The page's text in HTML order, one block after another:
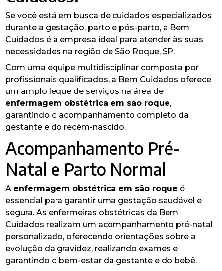
Se você está em busca de cuidados especializados
durante a gestação, parto e pós-parto, a Bem
Cuidados é a empresa ideal para atender às suas
necessidades na região de São Roque, SP.
Com uma equipe multidisciplinar composta por
profissionais qualificados, a Bem Cuidados oferece
um amplo leque de serviços na área de
enfermagem obstétrica​ em são roque,
garantindo o acompanhamento completo da
gestante e do recém-nascido.
Acompanhamento Pré-
Natal e Parto Normal
A enfermagem obstétrica​ em são roque é
essencial para garantir uma gestação saudável e
segura. As enfermeiras obstétricas da Bem
Cuidados realizam um acompanhamento pré-natal
personalizado, oferecendo orientações sobre a
evolução da gravidez, realizando exames e
garantindo o bem-estar da gestante e do bebê.